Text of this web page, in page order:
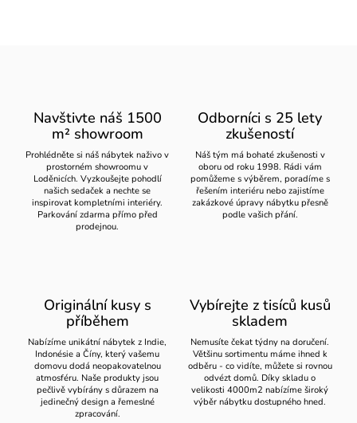
Navštivte náš 1500
m² showroom
Prohlédněte si náš nábytek naživo v
prostorném showroomu v
Loděnicích. Vyzkoušejte pohodlí
našich sedaček a nechte se
inspirovat kompletními interiéry.
Parkování zdarma přímo před
prodejnou.
Odborníci s 25 lety
zkušeností
Náš tým má bohaté zkušenosti v
oboru od roku 1998. Rádi vám
pomůžeme s výběrem, poradíme s
řešením interiéru nebo zajistíme
zakázkové úpravy nábytku přesně
podle vašich přání.
Originální kusy s
příběhem
Nabízíme unikátní nábytek z Indie,
Indonésie a Číny, který vašemu
domovu dodá neopakovatelnou
atmosféru. Naše produkty jsou
pečlivě vybírány s důrazem na
jedinečný design a řemeslné
zpracování.
Vybírejte z tisíců kusů
skladem
Nemusíte čekat týdny na doručení.
Většinu sortimentu máme ihned k
odběru - co vidíte, můžete si rovnou
odvézt domů. Díky skladu o
velikosti 4000m2 nabízíme široký
výběr nábytku dostupného hned.